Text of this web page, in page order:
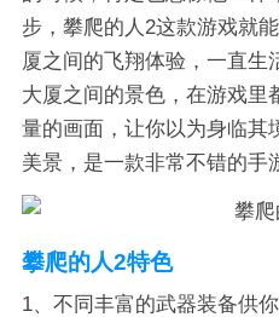
步，攀爬的人2这款游戏就
厦之间的飞翔体验，一直生
大厦之间的景色，在游戏里
量的画面，让你以为身临其
美景，是一款非常不错的手
攀爬的人2特色
1、不同丰富的武器装备供